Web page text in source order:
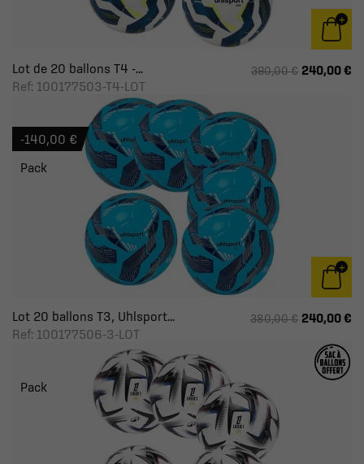
Lot de 20 ballons T4 -...
Ref: 100177503-T4-LOT
390,00 € 240,00 €
Lot 20 ballons T3, Uhlsport...
Ref: 100177506-3-LOT
380,00 € 240,00 €
-140,00 €
Pack
Pack